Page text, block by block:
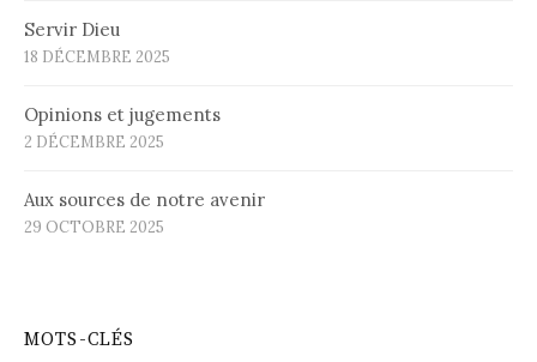
Servir Dieu
18 DÉCEMBRE 2025
Opinions et jugements
2 DÉCEMBRE 2025
Aux sources de notre avenir
29 OCTOBRE 2025
MOTS-CLÉS